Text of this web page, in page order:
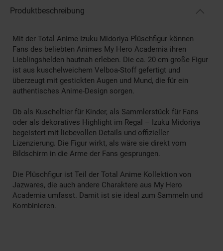
Produktbeschreibung
Mit der Total Anime Izuku Midoriya Plüschfigur können
Fans des beliebten Animes My Hero Academia ihren
Lieblingshelden hautnah erleben. Die ca. 20 cm große Figur
ist aus kuschelweichem Velboa-Stoff gefertigt und
überzeugt mit gestickten Augen und Mund, die für ein
authentisches Anime-Design sorgen.
Ob als Kuscheltier für Kinder, als Sammlerstück für Fans
oder als dekoratives Highlight im Regal – Izuku Midoriya
begeistert mit liebevollen Details und offizieller
Lizenzierung. Die Figur wirkt, als wäre sie direkt vom
Bildschirm in die Arme der Fans gesprungen.
Die Plüschfigur ist Teil der Total Anime Kollektion von
Jazwares, die auch andere Charaktere aus My Hero
Academia umfasst. Damit ist sie ideal zum Sammeln und
Kombinieren.